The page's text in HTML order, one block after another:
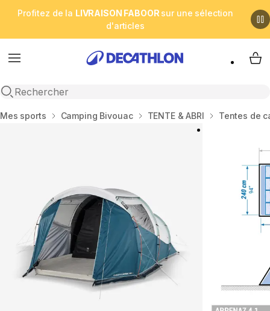
Profitez de la LIVRAISON FABOOR sur une sélection
d'articles
Menu
Open search
My
Accueil
Mes sports Camping Bivouac TENTE & ABRI Tentes de